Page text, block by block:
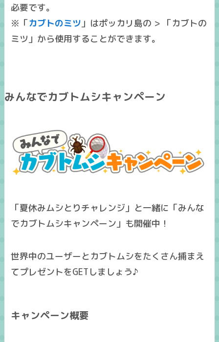
必要です。
※「カブトのミツ」はポッカリ島の > 「カブトの
ミツ」から使用することができます。
みんなでカブトムシキャンペーン
「夏休みムシとりチャレンジ」と一緒に「みんな
でカブトムシキャンペーン」も開催中！
世界中のユーザーとカブトムシをたくさん捕まえ
てプレゼントをGETしましょう♪
キャンペーン概要